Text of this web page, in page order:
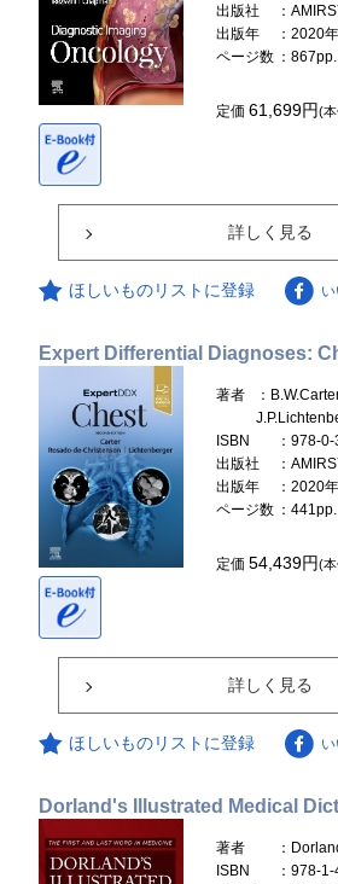
出版社
：
出版年
：2020年
ページ数 ：867pp.
定価61,699円(
詳しく見る
ほしいものリストに登録
Expert Differential Diagnoses:
著者
：
ISBN
：978-
出版社
：
出版年
：2020年
ページ数 ：441pp.
定価54,439円(
詳しく見る
ほしいものリストに登録
Dorland's Illustrated Medical
著者
：
ISBN
：978-